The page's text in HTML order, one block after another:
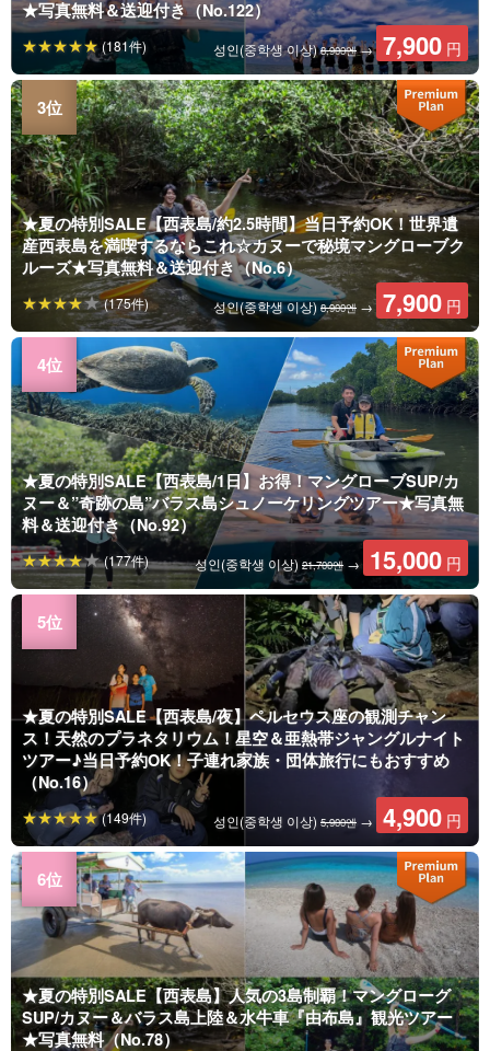
★写真無料＆送迎付き（No.122）
성인(중학생 이상)8,900엔→ 7,900 円
(181件)
★夏の特別SALE【西表島/約2.5時間】当日予約OK！世界遺
産西表島を満喫するならこれ☆カヌーで秘境マングローブク
ルーズ★写真無料＆送迎付き（No.6）
성인(중학생 이상)8,900엔 → 7,900 円
(175件)
★夏の特別SALE【西表島/1日】お得！マングローブSUP/カ
ヌー＆”奇跡の島”バラス島シュノーケリングツアー★写真無
料＆送迎付き（No.92）
성인(중학생 이상) 21,700엔 → 15,000 円
(177件)
★夏の特別SALE【西表島/夜】ペルセウス座の観測チャン
ス！天然のプラネタリウム！星空＆亜熱帯ジャングルナイト
ツアー♪当日予約OK！子連れ家族・団体旅行にもおすすめ
（No.16）
성인(중학생 이상) 5,900엔 → 4,900 円
(149件)
★夏の特別SALE【西表島】人気の3島制覇！マングローグ
SUP/カヌー＆バラス島上陸＆水牛車『由布島』観光ツアー
★写真無料（No.78）